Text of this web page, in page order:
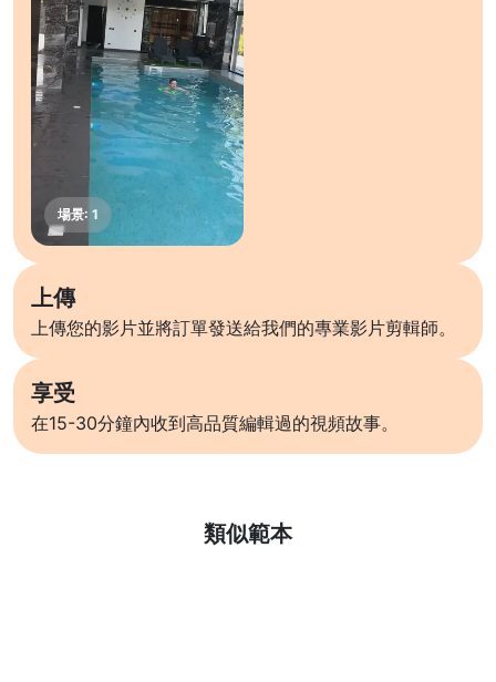
上傳
上傳您的影片並將訂單發送給我們的專業影片剪輯師。
享受
在15-30分鐘內收到高品質編輯過的視頻故事。
類似範本
了解更多